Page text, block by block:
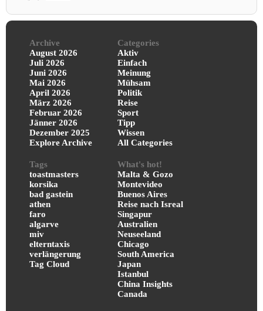
Archive
August 2026
Juli 2026
Juni 2026
Mai 2026
April 2026
März 2026
Februar 2026
Jänner 2026
Dezember 2025
Explore Archive
Categories
Aktiv
Einfach
Meinung
Mühsam
Politik
Reise
Sport
Tipp
Wissen
All Categories
Tags
toastmasters
korsika
bad gastein
athen
faro
algarve
miv
elterntaxis
verlängerung
Tag Cloud
What's hot!
Malta & Gozo
Montevideo
Buenos Aires
Reise nach Isreal
Singapur
Australien
Neuseeland
Chicago
South America
Japan
Istanbul
China Insights
Canada